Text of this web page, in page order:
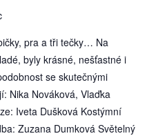
pra a tři tečky… Na
byly krásné, nešťastné i
se skutečnými
Nika Nováková, Vlaďka
Iveta Dušková Kostýmní
Zuzana Dumková Světelný